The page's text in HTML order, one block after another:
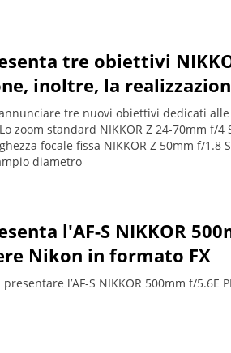
tre obiettivi
inoltre, la
tre nuovi obiettivi dedicati
zoom standard NIKKOR Z 24-70mm f/
focale fissa NIKKOR Z 50mm f/
diametro
l'AF-S NIKKOR
Nikon in formato FX
l’AF-S NIKKOR 500mm f/